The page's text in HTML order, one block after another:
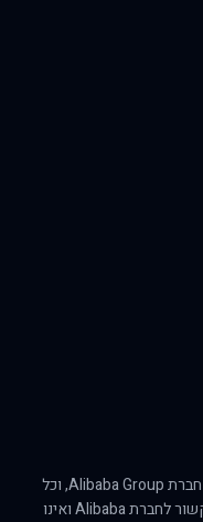
הסימן AliExpress הוא סימן מסחר רשום של חברת Alibaba Group, וכל
הזכויות הנוגעות לו שמורות לה. אתר זה אינו קשור לחברת Alibaba ואינו